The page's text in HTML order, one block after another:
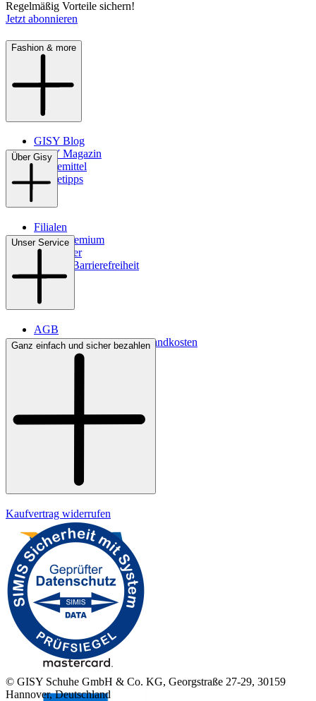
Regelmäßig Vorteile sichern!
Jetzt abonnieren
Fashion & more
GISY Blog
GISY Magazin
Pflegemittel
Pflegetipps
Über Gisy
Filialen
WMS-Premium
Newsletter
Digitale Barrierefreiheit
Unser Service
AGB
Lieferbedingungen & Versandkosten
Bezahlung
Ganz einfach und sicher bezahlen
Kaufvertrag widerrufen
© GISY Schuhe GmbH & Co. KG, Georgstraße 27-29, 30159
Hannover, Deutschland